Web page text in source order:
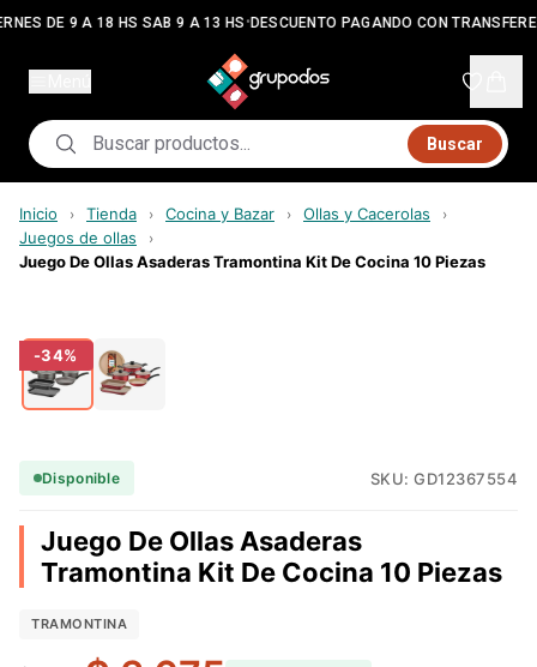
DE 9 A 18 HS SAB 9 A 13 HS• DESCUENTO PAGANDO CON
Buscar
Inicio › Tienda › Cocina y Bazar › Ollas y Cacerolas ›
Juegos de ollas ›
Juego De Ollas Asaderas Tramontina Kit De Cocina 10 Piezas
-34%
Disponible SKU: GD12367554
Juego De Ollas Asaderas
Tramontina Kit De Cocina 10 Piezas
TRAMONTINA